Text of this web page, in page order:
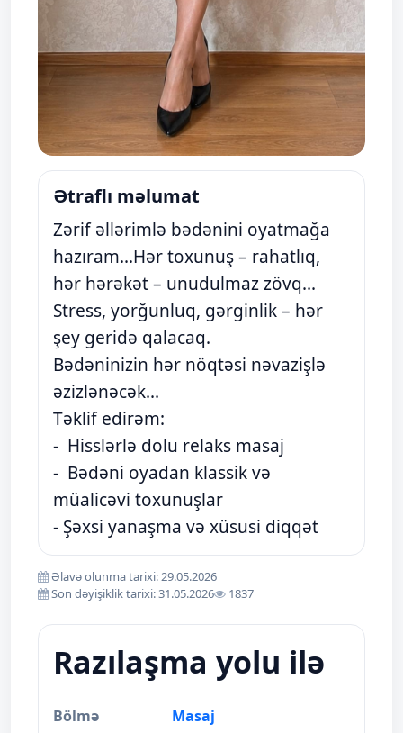
Ətraflı məlumat
Zərif əllərimlə bədənini oyatmağa
hazıram...Hər toxunuş – rahatlıq,
hər hərəkət – unudulmaz zövq...
Stress, yorğunluq, gərginlik – hər
şey geridə qalacaq.
Bədəninizin hər nöqtəsi nəvazişlə
əzizlənəcək...
Təklif edirəm:
- Hisslərlə dolu relaks masaj
- Bədəni oyadan klassik və
müalicəvi toxunuşlar
- Şəxsi yanaşma və xüsusi diqqət
Əlavə olunma tarixi: 29.05.2026
Son dəyişiklik tarixi: 31.05.2026
1837
Razılaşma yolu ilə
Bölmə Masaj